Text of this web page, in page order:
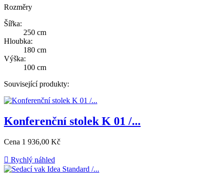
Rozměry
Šířka:
250 cm
Hloubka:
180 cm
Výška:
100 cm
Související produkty:
Konferenční stolek K 01 /...
Cena 1 936,00 Kč
 Rychlý náhled